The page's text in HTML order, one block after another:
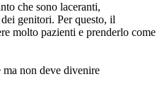
che sono laceranti,
genitori. Per questo, il
molto pazienti e prenderlo come
non deve divenire